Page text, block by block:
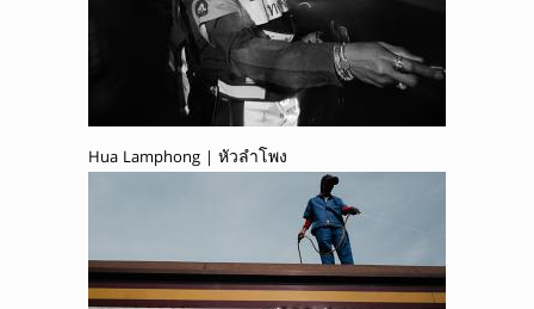
Hua Lamphong | หัวลำโพง